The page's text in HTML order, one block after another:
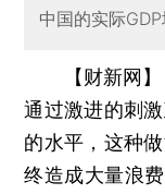
中国的实际
【财新网
通过激进的刺
的水平，这种
终造成大量浪